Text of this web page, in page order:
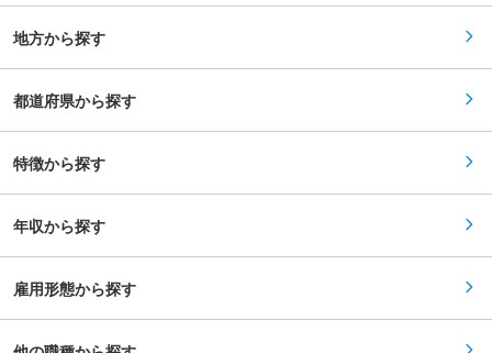
給。 ・3か月以上連続達成で昇進・昇給（役職手
制度あり └3ヶ月で300万円達成→5万円 └400万
流れ：教育制度 ・入社後1〜2ヶ月は即戦力前提の
キャッチアップ期間として以下を実施 └商材理解
研修／営業同行／業界勉強会 └1on1成長セッショ
略・コンサルティング思考を実務ベースで習得 ※
み」を構築できるスキルが身に付きます ■組織構
成 ・東京本社約10名、福岡支社には約18名が在
籍し、新規開拓をメインとしてご自身の顧客を増
転勤はございません。 変更の範囲：会社の定める
地方から探す
都道府県から探す
特徴から探す
年収から探す
雇用形態から探す